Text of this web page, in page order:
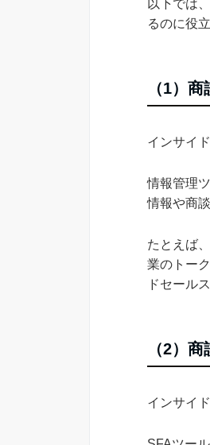
以下では
るのに役
（1）
インサイ
情報管理
情報や商
たとえば
業のトー
ドセール
（2）
インサイ